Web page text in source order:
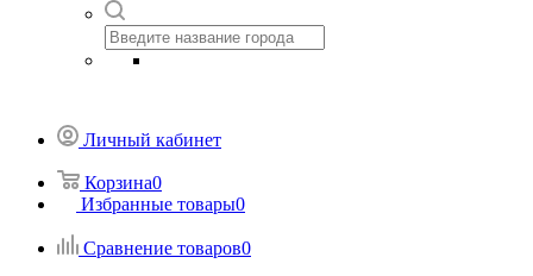
Личный кабинет
Корзина0
Избранные товары0
Сравнение товаров0